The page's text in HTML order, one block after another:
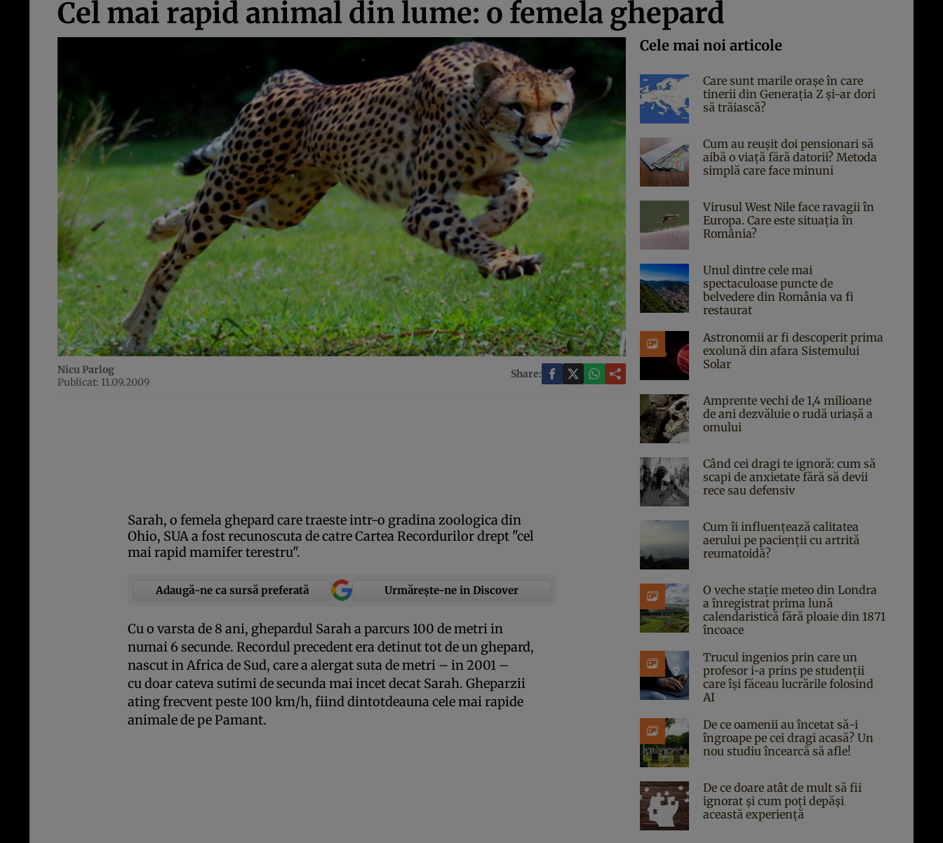
Cel mai rapid animal din lume: o femela ghepard
Nicu Parlog
Publicat: 11.09.2009
Share:
Sarah, o femela ghepard care traeste intr-o gradina zoologica din
Ohio, SUA a fost recunoscuta de catre Cartea Recordurilor drept "cel
mai rapid mamifer terestru".
Adaugă-ne ca sursă preferată Urmărește-ne in Discover
Cu o varsta de 8 ani, ghepardul Sarah a parcurs 100 de metri in
numai 6 secunde. Recordul precedent era detinut tot de un ghepard,
nascut in Africa de Sud, care a alergat suta de metri – in 2001 –
cu doar cateva sutimi de secunda mai incet decat Sarah. Gheparzii
ating frecvent peste 100 km/h, fiind dintotdeauna cele mai rapide
animale de pe Pamant.
Cele mai noi articole
Care sunt marile orașe în care
tinerii din Generația Z și-ar dori
să trăiască?
Cum au reușit doi pensionari să
aibă o viață fără datorii? Metoda
simplă care face minuni
Virusul West Nile face ravagii în
Europa. Care este situația în
România?
Unul dintre cele mai
spectaculoase puncte de
belvedere din România va fi
restaurat
Astronomii ar fi descoperit prima
exolună din afara Sistemului
Solar
Amprente vechi de 1,4 milioane
de ani dezvăluie o rudă uriașă a
omului
Când cei dragi te ignoră: cum să
scapi de anxietate fără să devii
rece sau defensiv
Cum îi influențează calitatea
aerului pe pacienții cu artrită
reumatoidă?
O veche stație meteo din Londra
a înregistrat prima lună
calendaristică fără ploaie din 1871
încoace
Trucul ingenios prin care un
profesor i-a prins pe studenții
care își făceau lucrările folosind
AI
De ce oamenii au încetat să-i
îngroape pe cei dragi acasă? Un
nou studiu încearcă să afle!
De ce doare atât de mult să fii
ignorat și cum poți depăși
această experiență